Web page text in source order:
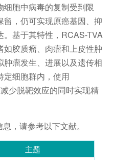
胞中病毒的复制受到限
，仍可实现原癌基因、抑
基于其特性，RCAS-TVA
胶质瘤、肉瘤和上皮性肿
瘤发生、进展以及遗传相
定细胞群内，使用
少脱靶效应的同时实现精
，请参考以下文献。
主题